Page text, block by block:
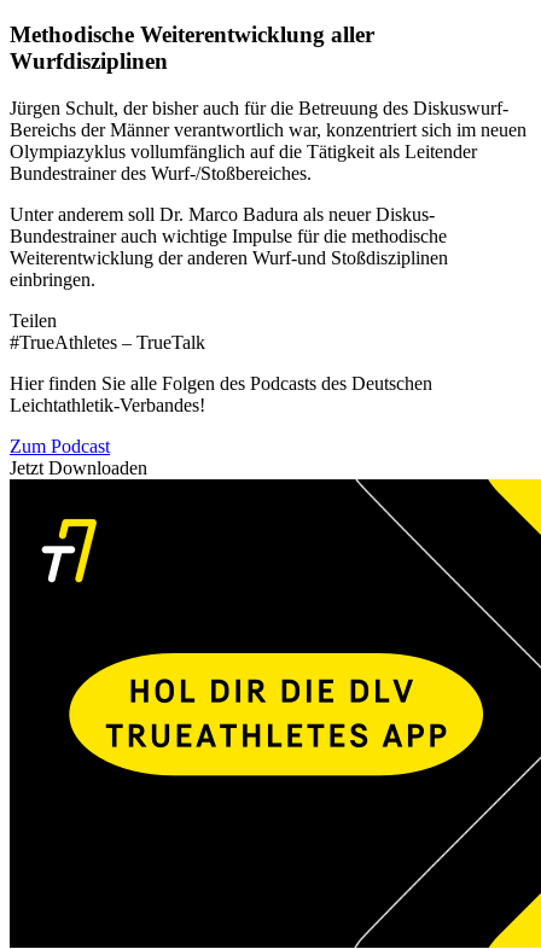
Methodische Weiterentwicklung aller
Wurfdisziplinen
Jürgen Schult, der bisher auch für die Betreuung des Diskuswurf-
Bereichs der Männer verantwortlich war, konzentriert sich im neuen
Olympiazyklus vollumfänglich auf die Tätigkeit als Leitender
Bundestrainer des Wurf-/Stoßbereiches.
Unter anderem soll Dr. Marco Badura als neuer Diskus-
Bundestrainer auch wichtige Impulse für die methodische
Weiterentwicklung der anderen Wurf-und Stoßdisziplinen
einbringen.
Teilen
#TrueAthletes – TrueTalk
Hier finden Sie alle Folgen des Podcasts des Deutschen
Leichtathletik-Verbandes!
Zum Podcast
Jetzt Downloaden